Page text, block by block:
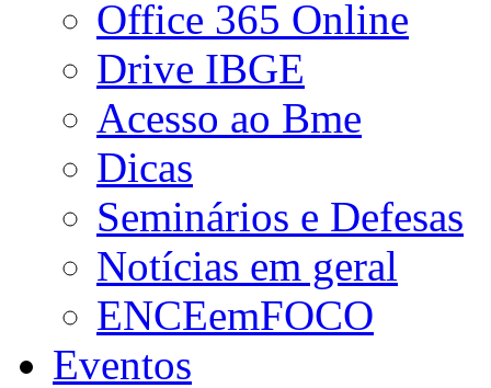
Office 365 Online
Drive IBGE
Acesso ao Bme
Dicas
Seminários e Defesas
Notícias em geral
ENCEemFOCO
Eventos